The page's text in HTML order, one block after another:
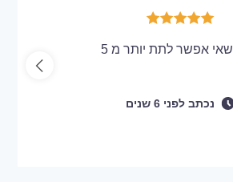
אפשר לתת יותר מ 5
נכתב לפני